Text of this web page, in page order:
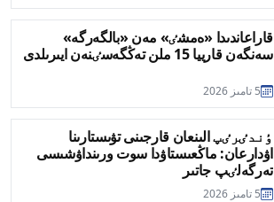
قاراعاندىدا «ەمشٸ» مەن «بالگەرگە»
سەنگەن قارييا 15 ملن تەڭگەسٸنەن ايىرىلدى
5 تامىز 2026
ٶندٸرٸپ الىنعان قارجىنى تۋىستارىنا
اۋدارعان: ماڭعىستاۋدا سوت ورىنداۋشىسى
تەرگەلٸپ جاتىر
5 تامىز 2026